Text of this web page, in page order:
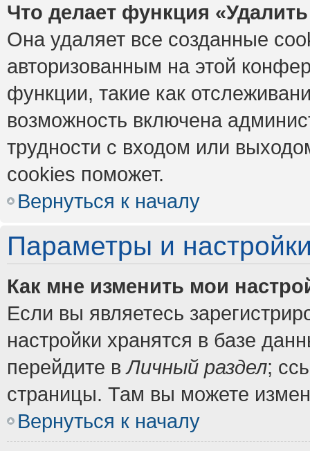
Что делает функция
Она удаляет все созданные
авторизованным на этой
функции, такие как
возможность включена
трудности с входом или
cookies поможет.
Вернуться к началу
Параметры и
Как мне изменить мои
Если вы являетесь
настройки хранятся в базе
перейдите вЛичный раздел;
страницы. Там вы можете
Вернуться к началу